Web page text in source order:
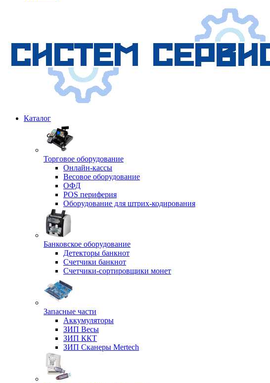
Каталог
Торговое оборудование
Онлайн-кассы
Весовое оборудование
ОФД
POS периферия
Оборудование для штрих-кодирования
Банковское оборудование
Детекторы банкнот
Счетчики банкнот
Счетчики-сортировщики монет
Запасные части
Аккумуляторы
ЗИП Весы
ЗИП ККТ
ЗИП Сканеры Mertech